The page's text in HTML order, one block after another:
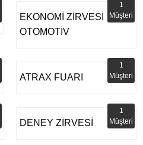
EKONOMİ ZİRVESİ
OTOMOTİV
1
Müşteri
ATRAX FUARI
1
Müşteri
DENEY ZİRVESİ
1
Müşteri